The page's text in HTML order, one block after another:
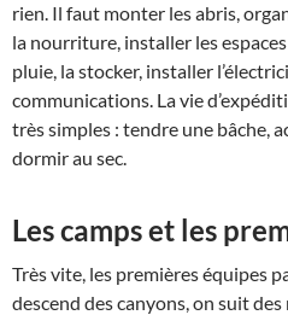
rien. Il faut monter les abris,
la nourriture, installer les
pluie, la stocker, installer
communications. La vie
très simples : tendre une bâche,
dormir au sec.
Les camps et les
Très vite, les premières équipes
descend des canyons, on suit